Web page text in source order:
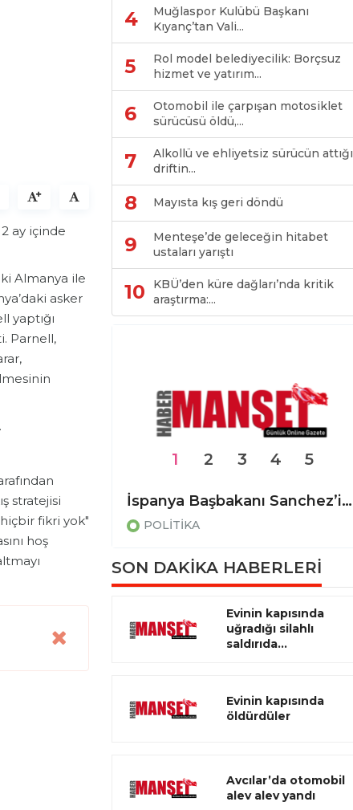
ay içinde
Almanya ile
asker
yaptığı
Parnell,
stratejisi
fikri yok"
hoş
4
Muğlaspor Kulübü Başkanı
Kıyanç’tan Vali...
5
Rol model belediyecilik: Borçsuz
hizmet ve yatırım...
6
Otomobil ile çarpışan motosiklet
sürücüsü öldü,...
7
Alkollü ve ehliyetsiz sürücün attığı
driftin...
8 Mayısta kış geri döndü
9
Menteşe’de geleceğin hitabet
ustaları yarıştı
10
KBÜ’den küre dağları’nda kritik
araştırma:...
İspanya Başbakanı Sanchez’in uçağı Ankara’ya acil iniş yaptı
POLİTİKA
1 2 3 4 5
SON DAKİKA HABERLERİ
Evinin kapısında
uğradığı silahlı
saldırıda...
Evinin kapısında
öldürdüler
Avcılar’da otomobil
alev alev yandı